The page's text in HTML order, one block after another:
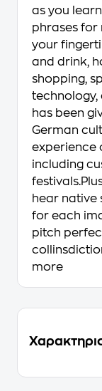
as you
phrases for
your
and drink,
shopping,
technology,
has been
German
experience
including
hear native
for each
pitch
more